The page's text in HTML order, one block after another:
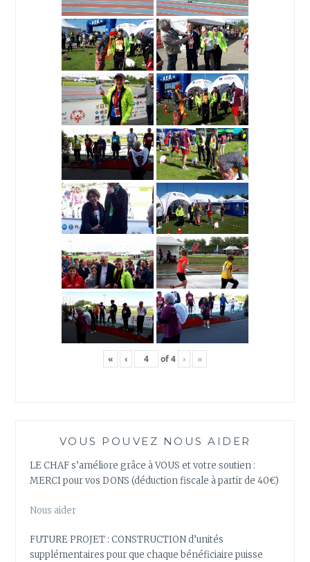
« ‹ of4 › »
VOUS POUVEZ NOUS AIDER
LE CHAF s’améliore grâce à VOUS et votre soutien :
MERCI pour vos DONS (déduction fiscale à partir de 40€)
Nous aider
FUTURE PROJET : CONSTRUCTION d’unités
supplémentaires pour que chaque bénéficiaire puisse